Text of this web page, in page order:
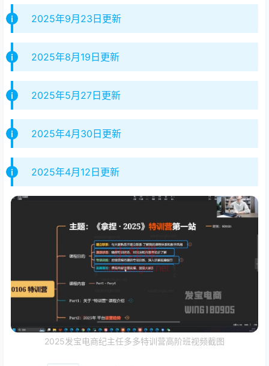
2025年9月23日更新
2025年8月19日更新
2025年5月27日更新
2025年4月30日更新
2025年4月12日更新
2025发宝电商纪主任多多特训营高阶班视频截图